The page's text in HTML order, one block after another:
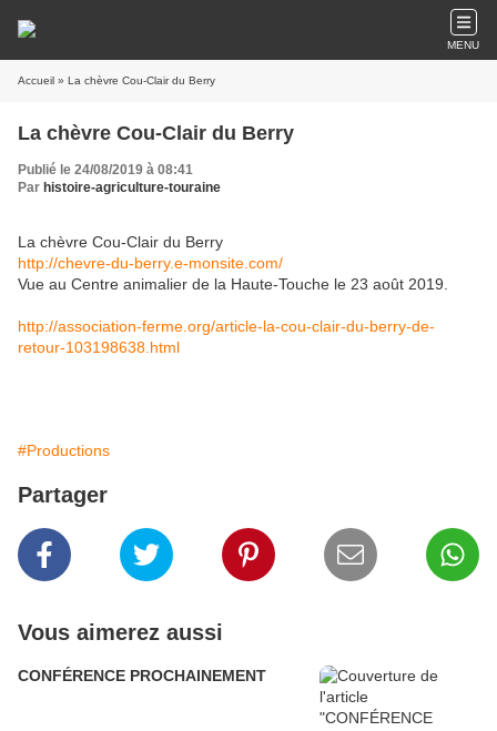
MENU
Accueil » La chèvre Cou-Clair du Berry
La chèvre Cou-Clair du Berry
Publié le 24/08/2019 à 08:41
Par histoire-agriculture-touraine
La chèvre Cou-Clair du Berry
http://chevre-du-berry.e-monsite.com/
Vue au Centre animalier de la Haute-Touche le 23 août 2019.
http://association-ferme.org/article-la-cou-clair-du-berry-de-
retour-103198638.html
#Productions
Partager
Vous aimerez aussi
CONFÉRENCE PROCHAINEMENT